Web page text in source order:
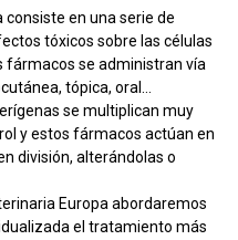
consiste en una serie de
tóxicos sobre las células
fármacos se administran vía
tópica, oral…
se multiplican muy
y estos fármacos actúan en
división, alterándolas o
Europa abordaremos
el tratamiento más